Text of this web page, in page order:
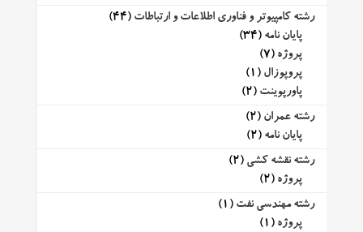
رشته کامپیوتر و فناوری اطلاعات و ارتباطات (44)
پایان نامه (34)
پروژه (7)
پروپوزال (1)
پاورپوینت (2)
رشته عمران (2)
پایان نامه (2)
رشته نقشه کشی (2)
پروژه (2)
رشته مهندسی نفت (1)
پروژه (1)